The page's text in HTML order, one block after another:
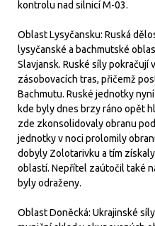
kontrolu nad silnicí M-03.
Oblast Lysyčansku: Ruská
lysyčanské a bachmutské
Slavjansk. Ruské síly pokračují
zásobovacích tras, přičemž
Bachmutu. Ruské jednotky
kde byly dnes brzy ráno opět
zde zkonsolidovaly obranu
jednotky v noci prolomily
dobyly Zolotarivku a tím
oblastí. Nepřítel zaútočil také
byly odraženy.
Oblast Doněcká: Ukrajinské